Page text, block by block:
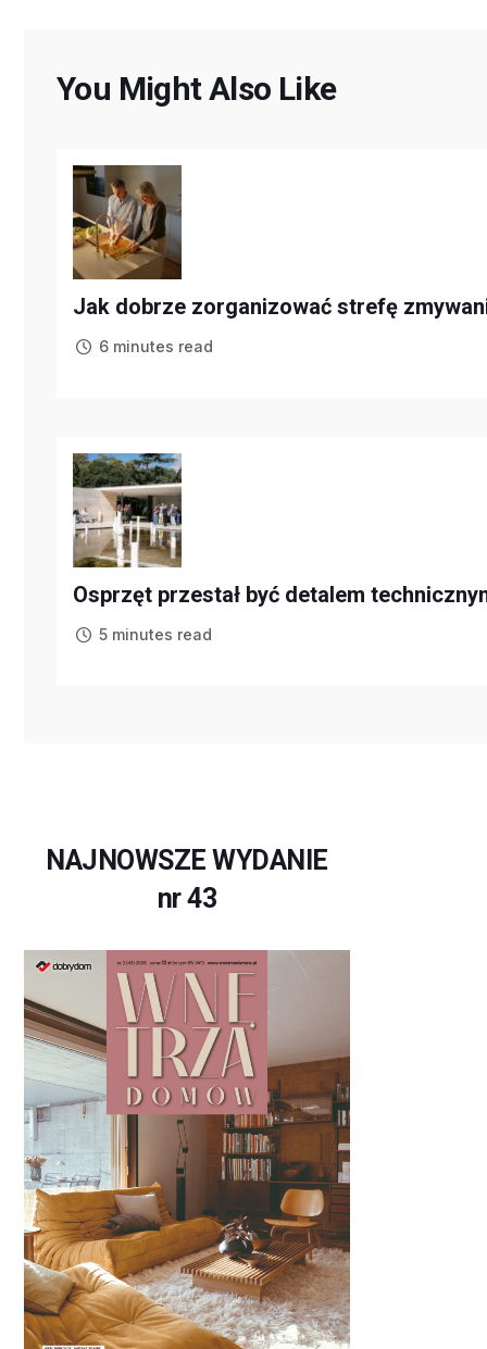
You Might Also Like
Jak dobrze zorganizować strefę
6 minutes read
Osprzęt przestał być detalem
5 minutes read
NAJNOWSZE WYDANIE
nr 43